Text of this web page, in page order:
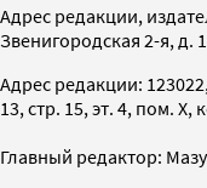
Адрес редакции,
Звенигородская 2-я, д.
Адрес редакции:
13, стр. 15, эт. 4, пом. X,
Главный редактор: